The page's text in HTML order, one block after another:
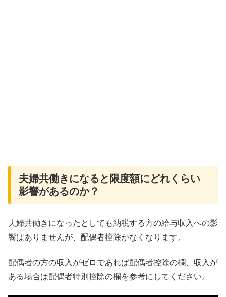
夫婦共働きになると限度額にどれくらい
影響があるのか？
夫婦共働きになったとしても納税する方の給与収入への影
響はありませんが、配偶者控除がなくなります。
配偶者の方の収入がゼロであれば配偶者控除の欄、収入が
ある場合は配偶者特別控除の欄を参考にしてください。